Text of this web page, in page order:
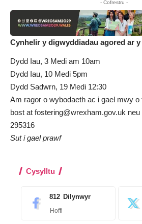
- Cofrestru -
Cynhelir y digwyddiadau agored ar
Dydd Iau, 3 Medi am 10am
Dydd Iau, 10 Medi 5pm
Dydd Sadwrn, 19 Medi 12:30
Am ragor o wybodaeth ac i gael mwy
bost at fostering@wrexham.gov.uk
295316
Sut i gael prawf
Cysylltu
812 Dilynwyr
Hoffi